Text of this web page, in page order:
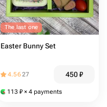
The last one
Easter Bunny Set
4.5627 450₽
113 ₽ × 4 payments